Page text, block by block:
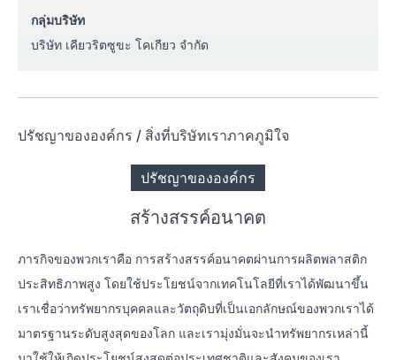
กลุ่มบริษัท
บริษัท เคียวริตซูขะ โคเกียว จำกัด
ปรัชญาขององค์กร / สิ่งที่บริษัทเราภาคภูมิใจ
ปรัชญาขององค์กร
สร้างสรรค์อนาคต
ภารกิจของพวกเราคือ การสร้างสรรค์อนาคตผ่านการผลิตพลาสติก
ประสิทธิภาพสูง โดยใช้ประโยชน์จากเทคโนโลยีที่เราได้พัฒนาขึ้น
เราเชื่อว่าทรัพยากรบุคคลและวัตถุดิบที่เป็นเอกลักษณ์ของพวกเราได้
มาตรฐานระดับสูงสุดของโลก และเรามุ่งมั่นจะนำทรัพยากรเหล่านี้